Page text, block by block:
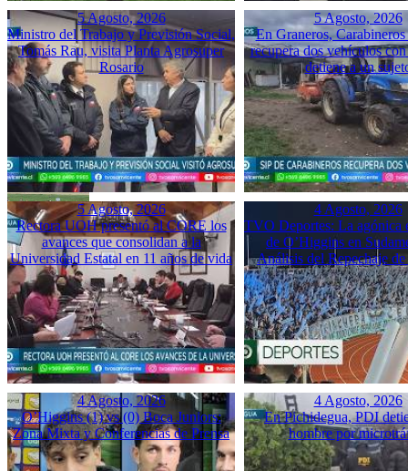
5 Agosto, 2026
Ministro del Trabajo y Previsión Social,
Tomás Rau, visita Planta Agrosuper
Rosario
5 Agosto, 2026
En Graneros,
recupera dos vehículos
detiene a un
5 Agosto, 2026
Rectora UOH presentó al CORE los
avances que consolidan a la
Universidad Estatal en 11 años de vida
4 Agosto, 2026
TVO Deportes: La agónica
de O’Higgins en
Análisis del Repechaje de
4 Agosto, 2026
O’Higgins (1) vs (0) Boca Juniors:
Zona Mixta y Conferencias de Prensa
4 Agosto, 2026
En Pichidegua, PDI
hombre por